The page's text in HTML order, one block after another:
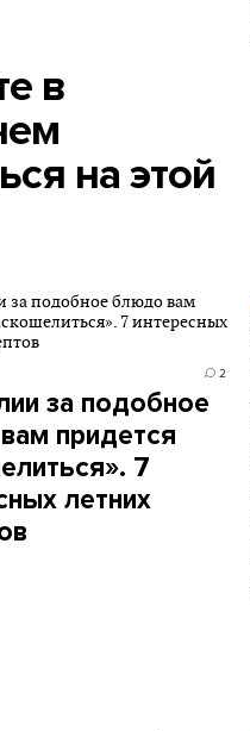
в
на этой
2
за подобное
придется
7
летних